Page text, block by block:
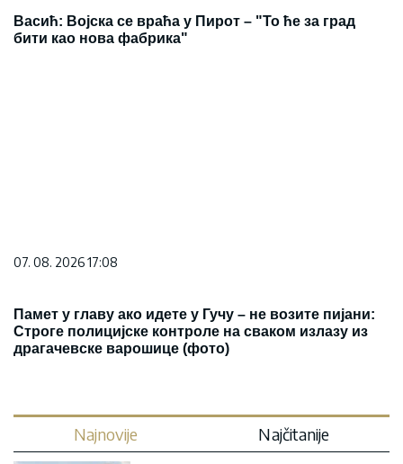
Васић: Војска се враћа у Пирот – "То ће за град
бити као нова фабрика"
07. 08. 2026 17:08
Памет у главу ако идете у Гучу – не возите пијани:
Строге полицијске контроле на сваком излазу из
драгачевске варошице (фото)
Najnovije Najčitanije